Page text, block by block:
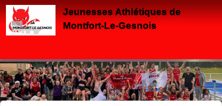
Jeunesses Athlétiques de
Montfort-Le-Gesnois
Panneau de gestion des cookies